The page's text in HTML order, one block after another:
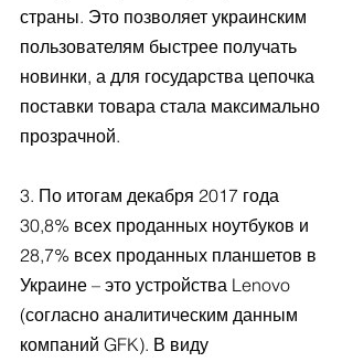
страны. Это позволяет украинским
пользователям быстрее получать
новинки, а для государства цепочка
поставки товара стала максимально
прозрачной.
3. По итогам декабря 2017 года
30,8% всех проданных ноутбуков и
28,7% всех проданных планшетов в
Украине – это устройства Lenovo
(согласно аналитическим данным
компаний GFK). В виду